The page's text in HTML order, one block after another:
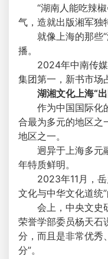
“湖南人能吃辣椒
气，造就出版湘军独
就像上海的那些“
播。
2024年中南传媒
集团第一，新书市场
湖湘文化上海“
作为中国国际化
合最为多元的地区之
地区之一。
迥异于上海多元
年特质鲜明。
2023年11月，岳
文化与中华文化道统”
会上，中央文史
荣誉学部委员杨天石
分，而且是非常优秀
分”。